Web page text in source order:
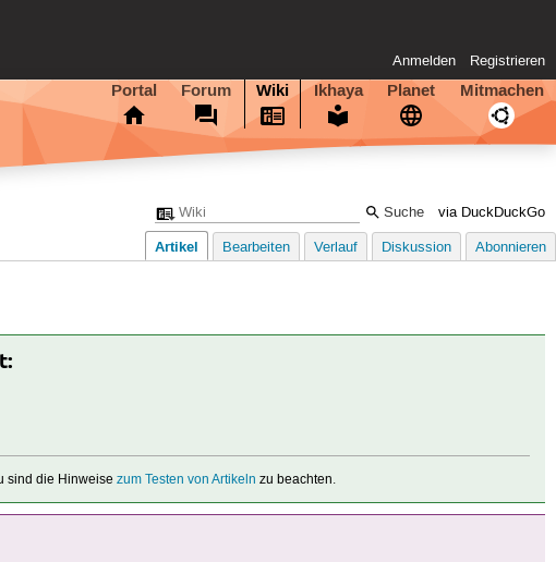
Anmelden Registrieren
Portal Forum Wiki Ikhaya Planet Mitmachen
via DuckDuckGo
Artikel Bearbeiten Verlauf Diskussion Abonnieren
sind die Hinweisezum Testen von Artikeln zu beachten.